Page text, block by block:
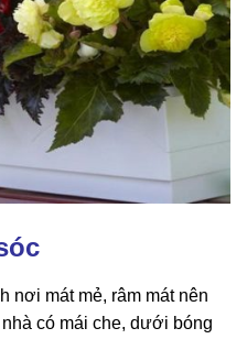
nơi mát mẻ, râm mát nên
có mái che, dưới bóng